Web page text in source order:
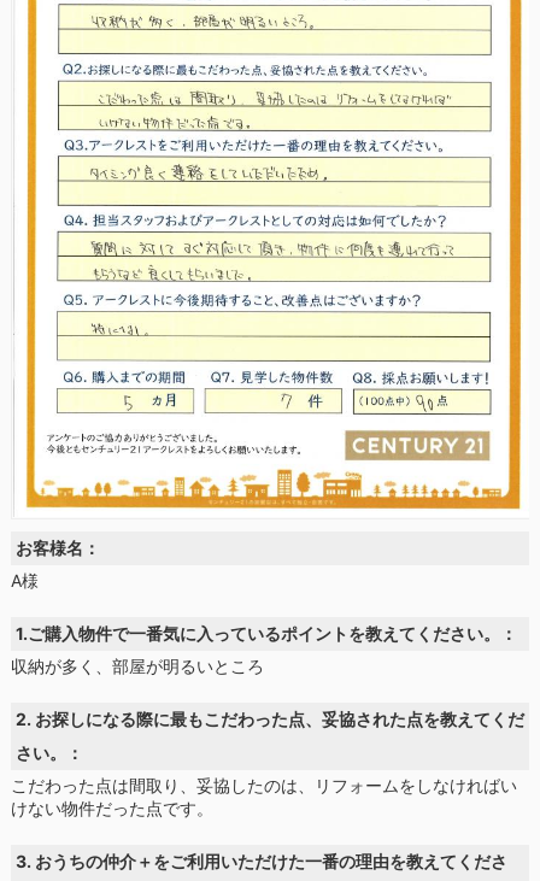
お客様名：
A様
1.ご購入物件で一番気に入っているポイントを教えてください。：
収納が多く、部屋が明るいところ
2. お探しになる際に最もこだわった点、妥協された点を教えてくだ
さい。：
こだわった点は間取り、妥協したのは、リフォームをしなければい
けない物件だった点です。
3. おうちの仲介＋をご利用いただけた一番の理由を教えてくださ